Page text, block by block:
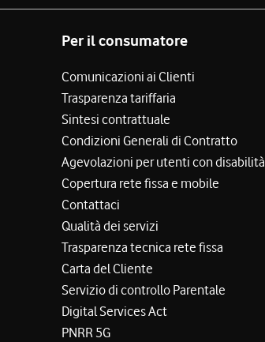
Per il consumatore
Comunicazioni ai Clienti
Trasparenza tariffaria
Sintesi contrattuale
Condizioni Generali di Contratto
Agevolazioni per utenti con disabilità
Copertura rete fissa e mobile
Contattaci
Qualità dei servizi
Trasparenza tecnica rete fissa
Carta del Cliente
Servizio di controllo Parentale
Digital Services Act
PNRR 5G